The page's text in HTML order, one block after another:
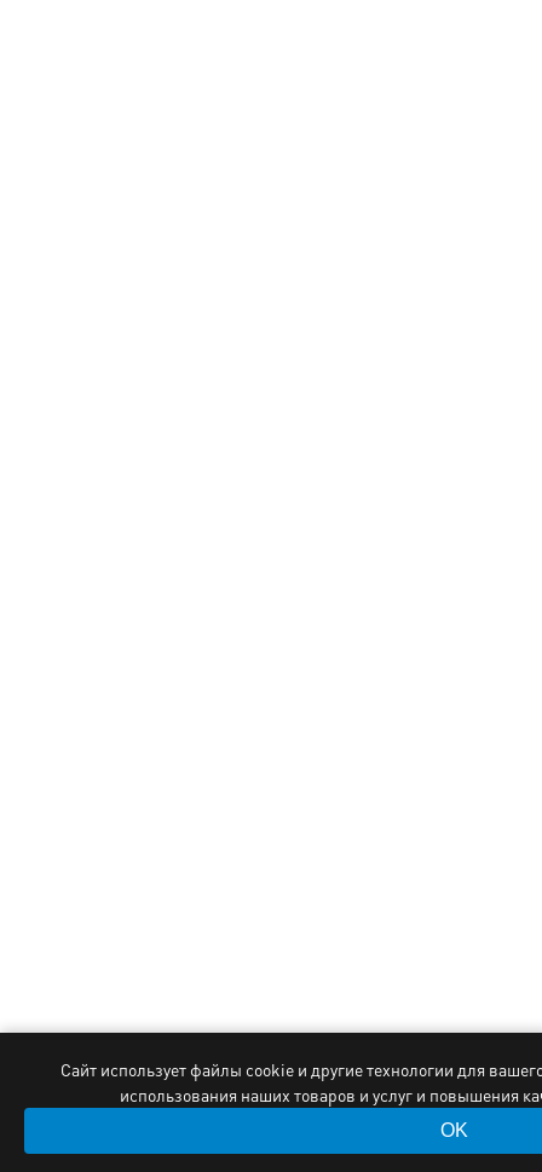
Сайт использует файлы cookie и другие технологии для
использования наших товаров и услуг и повышения
OK